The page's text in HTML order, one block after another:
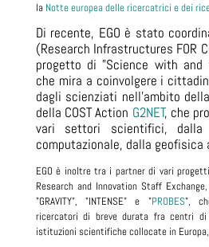
la Notte europea delle ricercatrici e dei
Di recente, EGO è stato
(Research Infrastructures FOR
progetto di "Science with and
che mira a coinvolgere i
dagli scienziati nell'ambito
della COST Action G2NET, che
vari settori scientifici,
computazionale, dalla geofisica
EGO è inoltre tra i partner di vari progetti
Research and Innovation Staff Exchange
"GRAVITY", "INTENSE" e "PROBES",
ricercatori di breve durata fra centri
istituzioni scientifiche collocate in Europa,